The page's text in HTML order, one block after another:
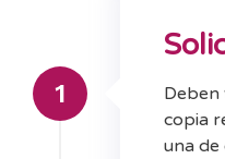
Deben
copia
una de
1